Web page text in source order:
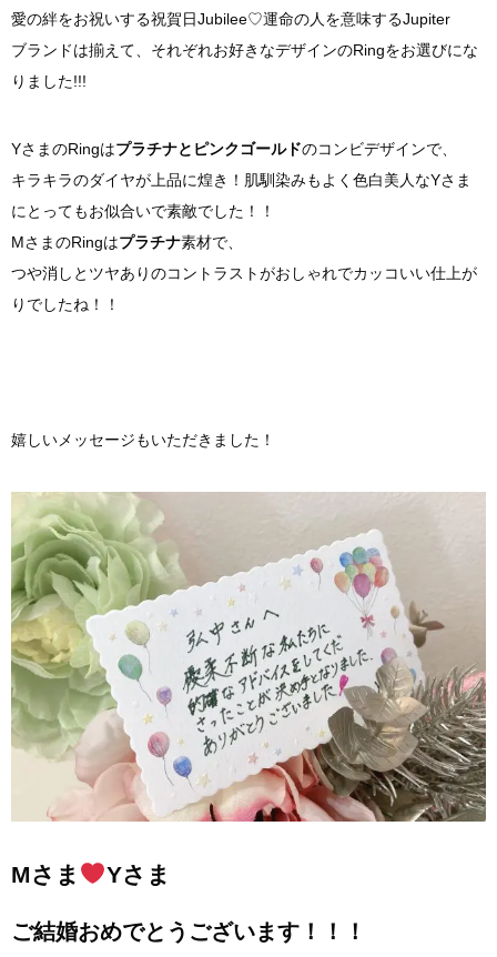
愛の絆をお祝いする祝賀日Jubilee♡運命の人を意味するJupiter
ブランドは揃えて、それぞれお好きなデザインのRingをお選びにな
りました!!!
YさまのRingはプラチナとピンクゴールドのコンビデザインで、
キラキラのダイヤが上品に煌き！肌馴染みもよく色白美人なYさま
にとってもお似合いで素敵でした！！
MさまのRingはプラチナ素材で、
つや消しとツヤありのコントラストがおしゃれでカッコいい仕上が
りでしたね！！
嬉しいメッセージもいただきました！
Mさま Yさま
ご結婚おめでとうございます！！！